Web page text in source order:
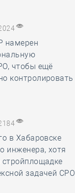
намерен
чтобы ещё
контролировать
в Хабаровске
инженера, хотя
стройплощадке
задачей СРО